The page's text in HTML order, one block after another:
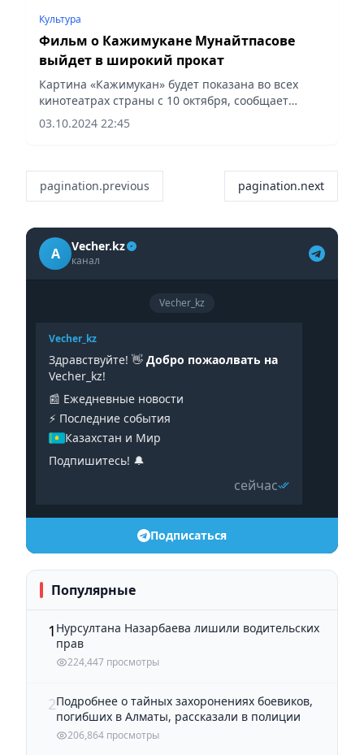
Культура
Фильм о Кажимукане Мунайтпасове
выйдет в широкий прокат
Картина «Кажимукан» будет показана во всех
кинотеатрах страны с 10 октября, сообщает
Vecher.kz.
03.10.2024 22:45
pagination.previous pagination.next
A Vecher.kz
канал
Vecher_kz
Vecher_kz
Здравствуйте! 👋 Добро пожаолвать на
Vecher_kz!
📰 Ежедневные новости
⚡️ Последние события
Казахстан и Мир
Подпишитесь! 🔔
сейчас
Подписаться
Популярные
1 Нурсултана Назарбаева лишили водительских
прав
224,447 просмотры
2Подробнее о тайных захоронениях боевиков,
погибших в Алматы, рассказали в полиции
206,864 просмотры